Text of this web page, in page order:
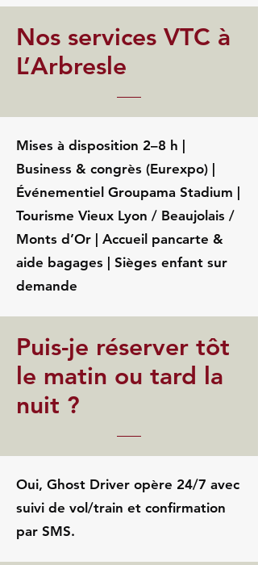
Nos services VTC à
L’Arbresle
Mises à disposition 2–8 h |
Business & congrès (Eurexpo) |
Événementiel Groupama Stadium |
Tourisme Vieux Lyon / Beaujolais /
Monts d’Or | Accueil pancarte &
aide bagages | Sièges enfant sur
demande
Puis-je réserver tôt
le matin ou tard la
nuit ?
Oui, Ghost Driver opère 24/7 avec
suivi de vol/train et confirmation
par SMS.